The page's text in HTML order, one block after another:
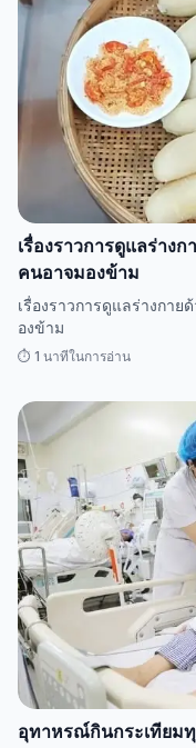
เรื่องราวการดูแลร่าง
คนอาจมองข้าม
เรื่องราวการดูแลร่างกา
องข้าม
⏱️ 1 นาทีในการอ่าน
อุทาหรณ์กินกระเทียม